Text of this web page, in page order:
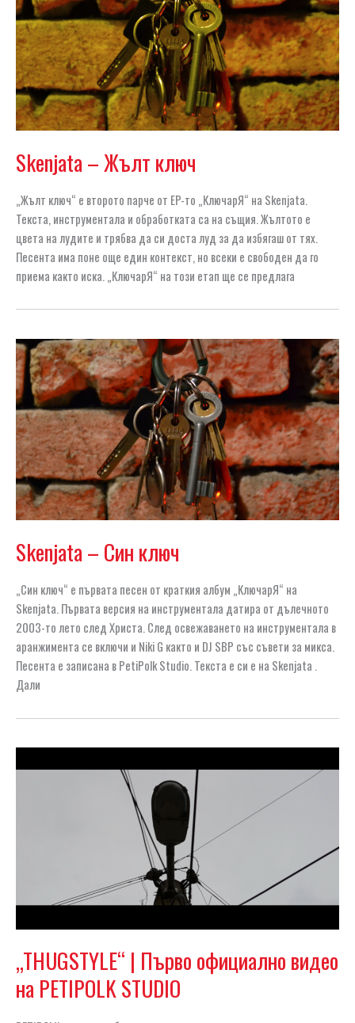
Skenjata – Жълт ключ
„Жълт ключ“ е второто парче от EP-то „КлючарЯ“ на Skenjata.
Текста, инструментала и обработката са на същия. Жълтото е
цвета на лудите и трябва да си доста луд за да избягаш от тях.
Песента има поне още един контекст, но всеки е свободен да го
приема както иска. „КлючарЯ“ на този етап ще се предлага
Skenjata – Син ключ
„Син ключ“ е първата песен от краткия албум „КлючарЯ“ на
Skenjata. Първата версия на инструментала датира от дълечното
2003-то лето след Христа. След освежаването на инструментала в
аранжимента се включи и Niki G както и DJ SBP със съвети за микса.
Песента е записана в PetiPolk Studio. Текста е си е на Skenjata .
Дали
„THUGSTYLE“ | Първо официално видео
на PETIPOLK STUDIO